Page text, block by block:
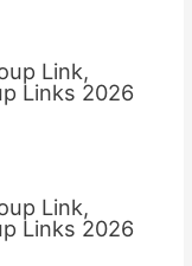
Link,
Links 2026
Link,
Links 2026